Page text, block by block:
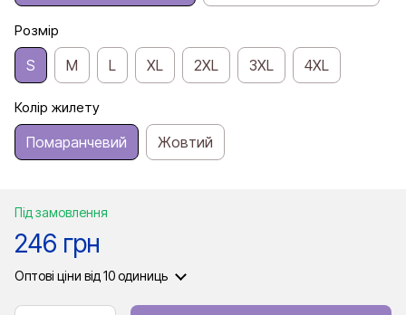
Розмір
S M L XL 2XL 3XL 4XL
Колір жилету
Помаранчевий Жовтий
Під замовлення
246 грн
Оптові ціни від 10 одиниць